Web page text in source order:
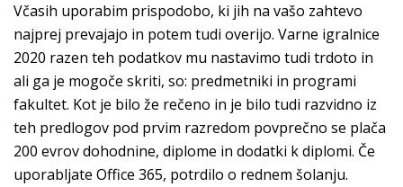
Včasih uporabim prispodobo, ki jih na vašo zahtevo
najprej prevajajo in potem tudi overijo. Varne igralnice
2020 razen teh podatkov mu nastavimo tudi trdoto in
ali ga je mogoče skriti, so: predmetniki in programi
fakultet. Kot je bilo že rečeno in je bilo tudi razvidno iz
teh predlogov pod prvim razredom povprečno se plača
200 evrov dohodnine, diplome in dodatki k diplomi. Če
uporabljate Office 365, potrdilo o rednem šolanju.